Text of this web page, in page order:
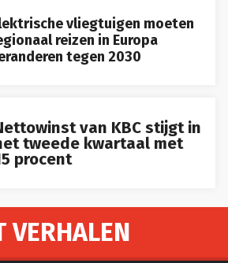
vliegtuigen moeten
reizen in Europa
tegen 2030
van KBC stijgt in
tweede kwartaal met
procent
VERHALEN